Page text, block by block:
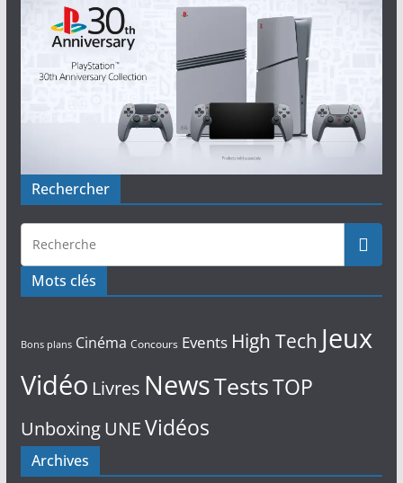
Rechercher
Mots clés
Bons plans Cinéma Concours Events High Tech Jeux
Vidéo Livres NewsTestsTOP
UnboxingUNEVidéos
Archives